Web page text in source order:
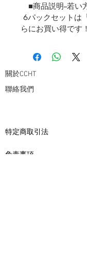
■商品説明--若い
6パックセットは
らにお買い得です！
關於CCHT
聯絡我們
​特定商取引法
免責事項